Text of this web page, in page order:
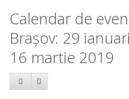
Calendar de
Brașov: 29
16 martie 2019